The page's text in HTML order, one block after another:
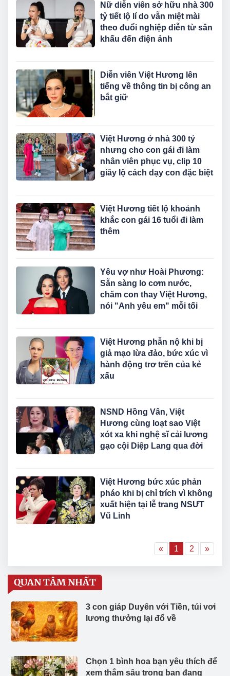
Nữ diễn viên sở hữu nhà 300
tỷ tiết lộ lí do vẫn miệt mài
theo đuổi nghiệp diễn từ sân
khấu đến điện ảnh
Diễn viên Việt Hương lên
tiếng về thông tin bị công an
bắt giữ
Việt Hương ở nhà 300 tỷ
nhưng cho con gái đi làm
nhân viên phục vụ, clip 10
giây lộ cách dạy con đặc biệt
Việt Hương tiết lộ khoảnh
khắc con gái 16 tuổi đi làm
thêm
Yêu vợ như Hoài Phương:
Sẵn sàng lo cơm nước,
chăm con thay Việt Hương,
nói "Anh yêu em" mỗi tối
Việt Hương phẫn nộ khi bị
giả mạo lừa đảo, bức xúc vì
hành động trơ trẽn của kẻ
xấu
NSND Hồng Vân, Việt
Hương cùng loạt sao Việt
xót xa khi nghệ sĩ cải lương
gạo cội Diệp Lang qua đời
Việt Hương bức xúc phản
pháo khi bị chỉ trích vì không
xuất hiện tại lễ trang NSƯT
Vũ Linh
« 1 2 »
QUAN TÂM NHẤT
3 con giáp Duyên với Tiền, túi vơi
lương thưởng lại đổ về
Chọn 1 bình hoa bạn yêu thích để
xem thẳm sâu trong bạn đang